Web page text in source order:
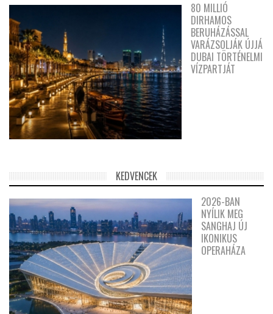
80 MILLIÓ
DIRHAMOS
BERUHÁZÁSSAL
VARÁZSOLJÁK ÚJJÁ
DUBAI TÖRTÉNELMI
VÍZPARTJÁT
KEDVENCEK
2026-BAN
NYÍLIK MEG
SANGHAJ ÚJ
IKONIKUS
OPERAHÁZA